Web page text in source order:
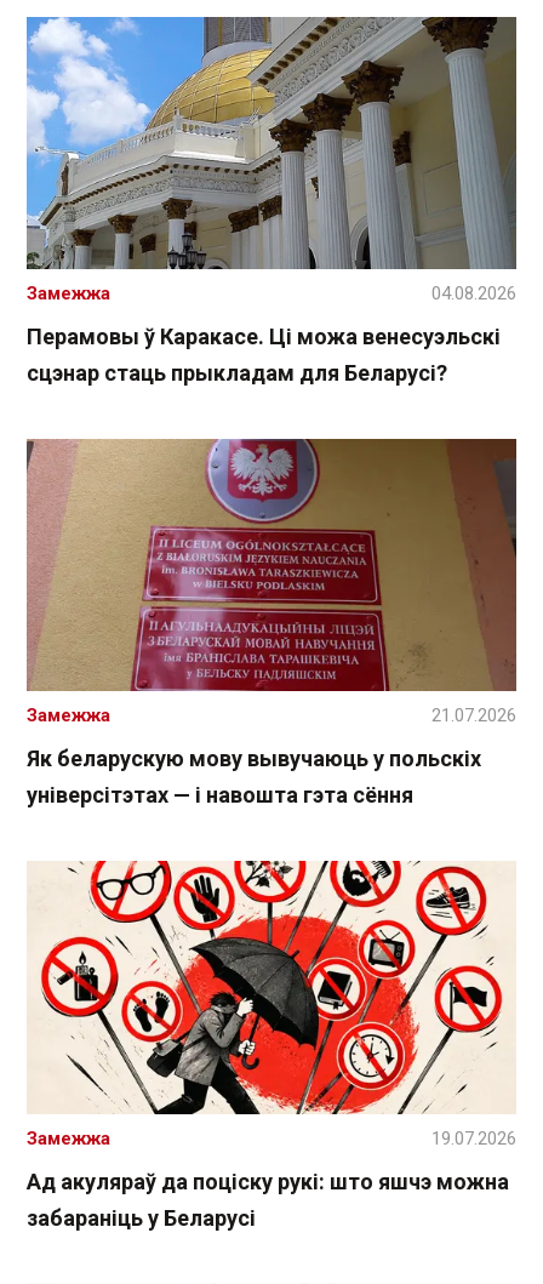
Перамовы ў Каракасе. Ці можа венесуэльскі
сцэнар стаць прыкладам для Беларусі?
Замежжа 04.08.2026
Як беларускую мову вывучаюць у польскіх
універсітэтах — і навошта гэта сёння
Замежжа 21.07.2026
Ад акуляраў да поціску рукі: што яшчэ можна
забараніць у Беларусі
Замежжа 19.07.2026